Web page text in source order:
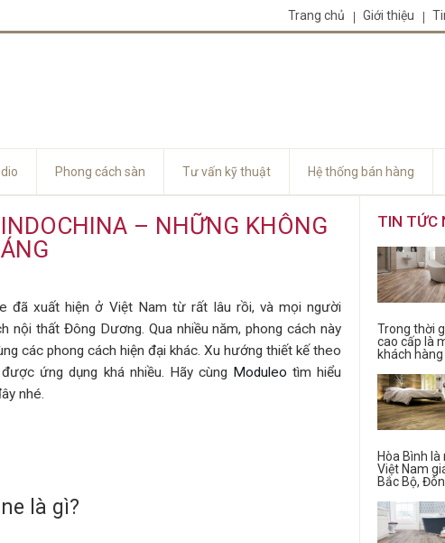
Trang chủ Giới thiệu
Phong cách sàn Tư vấn kỹ thuật Hệ thống bán hàng
– NHỮNG KHÔNG
đã xuất hiện ở Việt Nam từ rất lâu rồi, và mọi người
nội thất Đông Dương. Qua nhiều năm, phong cách này
các phong cách hiện đại khác. Xu hướng thiết kế theo
ứng dụng khá nhiều. Hãy cùng Moduleo tìm hiểu
nhé.
là gì?
TIN TỨC
Trong thời
cao cấp là
khách hàng
Hòa Bình
Việt Nam
Bắc Bộ,